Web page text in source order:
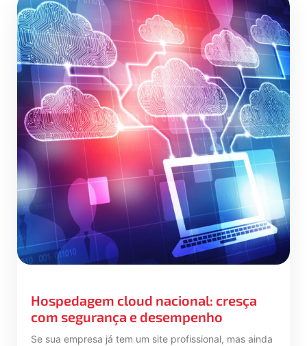
Hospedagem cloud nacional: cresça
com segurança e desempenho
Se sua empresa já tem um site profissional, mas ainda